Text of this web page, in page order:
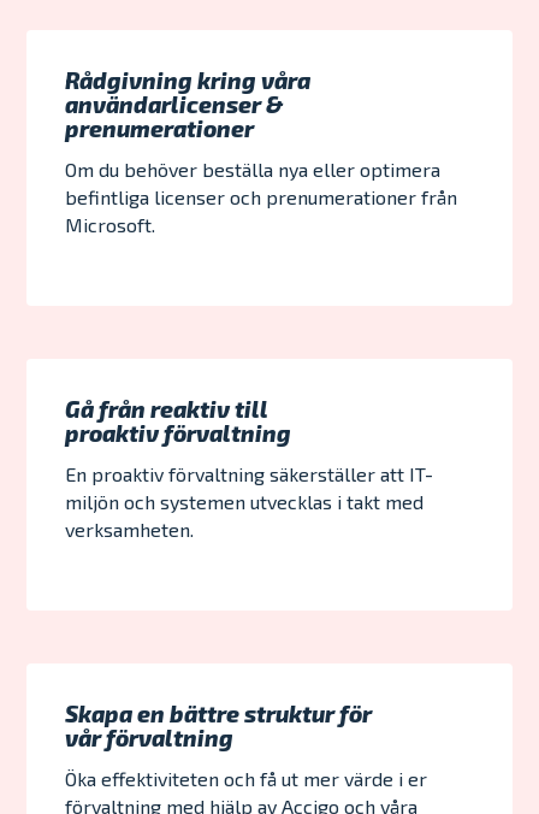
Rådgivning kring våra
användarlicenser &
prenumerationer
Om du behöver beställa nya eller optimera
befintliga licenser och prenumerationer från
Microsoft.
Gå från reaktiv till
proaktiv förvaltning
En proaktiv förvaltning säkerställer att IT-
miljön och systemen utvecklas i takt med
verksamheten.
Skapa en bättre struktur för
vår förvaltning
Öka effektiviteten och få ut mer värde i er
förvaltning med hjälp av Accigo och våra